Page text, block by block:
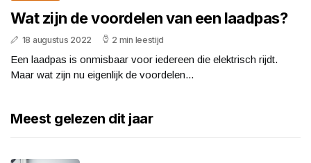
Wat zijn de voordelen van een laadpas?
18 augustus 2022 2 min leestijd
Een laadpas is onmisbaar voor iedereen die elektrisch rijdt.
Maar wat zijn nu eigenlijk de voordelen...
Meest gelezen dit jaar